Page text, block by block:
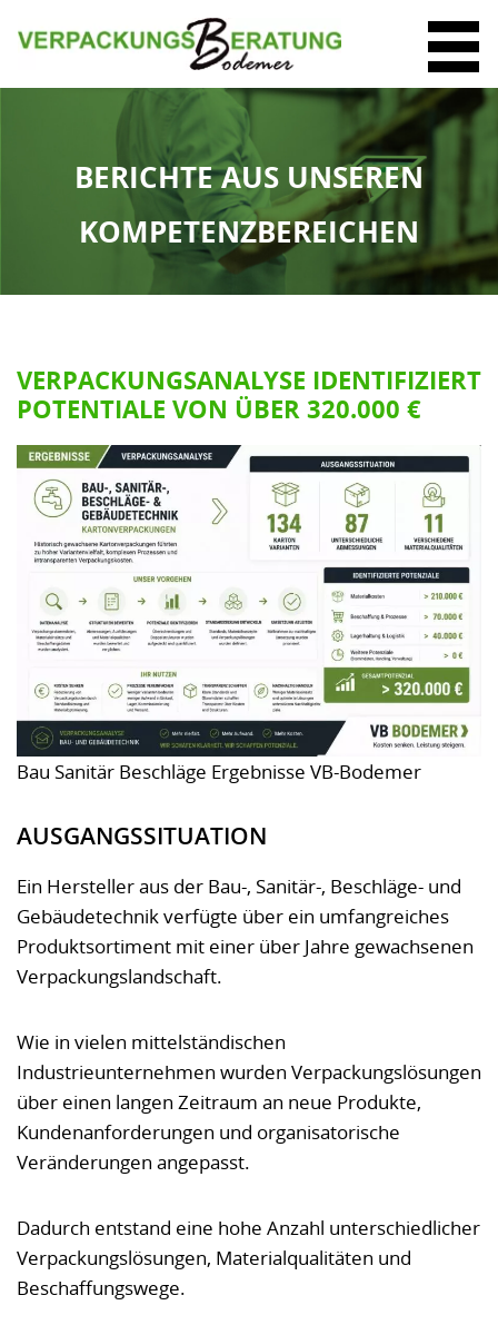
BERICHTE AUS UNSEREN
KOMPETENZBEREICHEN
VERPACKUNGSANALYSE IDENTIFIZIERT
POTENTIALE VON ÜBER 320.000 €
Bau Sanitär Beschläge Ergebnisse VB-Bodemer
AUSGANGSSITUATION
Ein Hersteller aus der Bau-, Sanitär-, Beschläge- und
Gebäudetechnik verfügte über ein umfangreiches
Produktsortiment mit einer über Jahre gewachsenen
Verpackungslandschaft.
Wie in vielen mittelständischen
Industrieunternehmen wurden Verpackungslösungen
über einen langen Zeitraum an neue Produkte,
Kundenanforderungen und organisatorische
Veränderungen angepasst.
Dadurch entstand eine hohe Anzahl unterschiedlicher
Verpackungslösungen, Materialqualitäten und
Beschaffungswege.